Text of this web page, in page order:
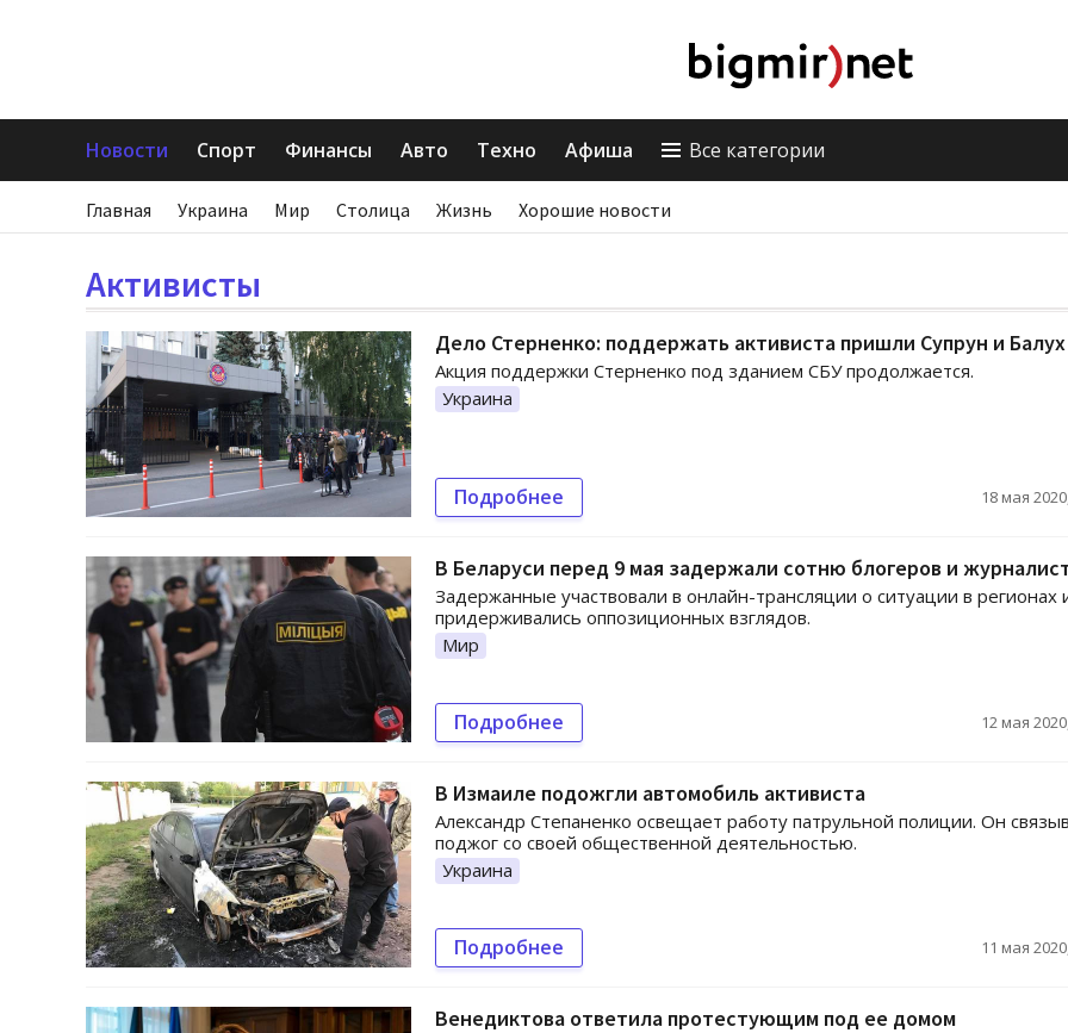
Новости Спорт Финансы Авто Техно Афиша Все категории
Главная Украина Мир Столица Жизнь Хорошие новости
Активисты
Дело Стерненко: поддержать активиста пришли Супрун и Балух
Акция поддержки Стерненко под зданием СБУ продолжается.
Украина
Подробнее 18 мая
В Беларуси перед 9 мая задержали сотню блогеров и
Задержанные участвовали в онлайн-трансляции о ситуации в регионах
придерживались оппозиционных взглядов.
Мир
Подробнее 12 мая
В Измаиле подожгли автомобиль активиста
Александр Степаненко освещает работу патрульной полиции. Он
поджог со своей общественной деятельностью.
Украина
Подробнее 11 мая
Венедиктова ответила протестующим под ее домом